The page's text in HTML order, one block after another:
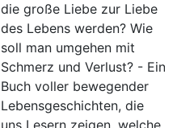
die große Liebe zur Liebe
des Lebens werden? Wie
soll man umgehen mit
Schmerz und Verlust? - Ein
Buch voller bewegender
Lebensgeschichten, die
uns Lesern zeigen, welche